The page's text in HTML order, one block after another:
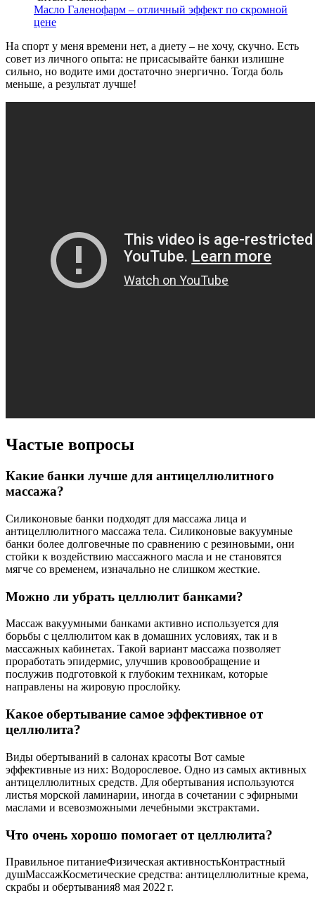
Масло Галенофарм – отличный эффект по скромной
цене
На спорт у меня времени нет, а диету – не хочу, скучно. Есть
совет из личного опыта: не присасывайте банки излишне
сильно, но водите ими достаточно энергично. Тогда боль
меньше, а результат лучше!
Частые вопросы
Какие банки лучше для антицеллюлитного
массажа?
Силиконовые банки подходят для массажа лица и
антицеллюлитного массажа тела. Силиконовые вакуумные
банки более долговечные по сравнению с резиновыми, они
стойки к воздействию массажного масла и не становятся
мягче со временем, изначально не слишком жесткие.
Можно ли убрать целлюлит банками?
Массаж вакуумными банками активно используется для
борьбы с целлюлитом как в домашних условиях, так и в
массажных кабинетах. Такой вариант массажа позволяет
проработать эпидермис, улучшив кровообращение и
послужив подготовкой к глубоким техникам, которые
направлены на жировую прослойку.
Какое обертывание самое эффективное от
целлюлита?
Виды обертываний в салонах красоты Вот самые
эффективные из них: Водорослевое. Одно из самых активных
антицеллюлитных средств. Для обертывания используются
листья морской ламинарии, иногда в сочетании с эфирными
маслами и всевозможными лечебными экстрактами.
Что очень хорошо помогает от целлюлита?
Правильное питаниеФизическая активностьКонтрастный
душМассажКосметические средства: антицеллюлитные крема,
скрабы и обертывания8 мая 2022 г.